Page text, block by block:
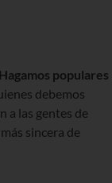
Hagamos populares
debemos
a las gentes de
sincera de